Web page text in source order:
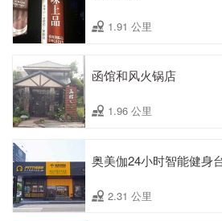
1.91 公里
函馆和风火锅店
1.96 公里
奥美伽24小时智能健身
2.31 公里